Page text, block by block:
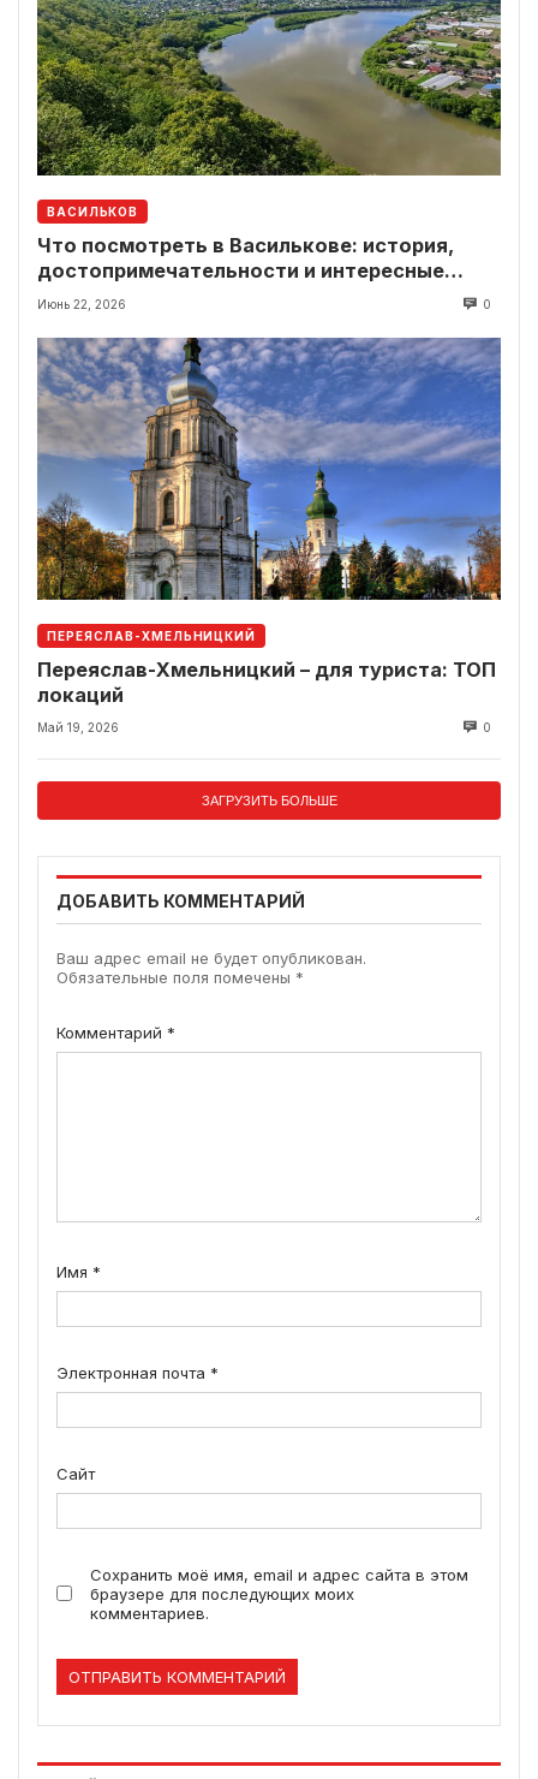
ВАСИЛЬКОВ
Что посмотреть в Василькове: история,
достопримечательности и интересные
локации рядом
Июнь 22, 2026 0
ПЕРЕЯСЛАВ-ХМЕЛЬНИЦКИЙ
Переяслав-Хмельницкий – для туриста: ТОП
локаций
Май 19, 2026 0
ЗАГРУЗИТЬ БОЛЬШЕ
ДОБАВИТЬ КОММЕНТАРИЙ
Ваш адрес email не будет опубликован.
Обязательные поля помечены *
Комментарий *
Имя *
Электронная почта *
Сайт
Сохранить моё имя, email и адрес сайта в этом
браузере для последующих моих
комментариев.